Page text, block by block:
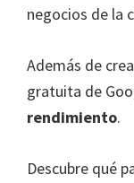
negocios de la
Además de
gratuita de
rendimiento.
Descubre qué